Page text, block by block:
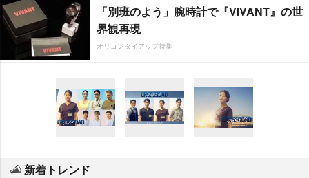
「別班のよう」腕時計で『VIVANT』の世
界観再現
オリコンタイアップ特集
新着トレンド